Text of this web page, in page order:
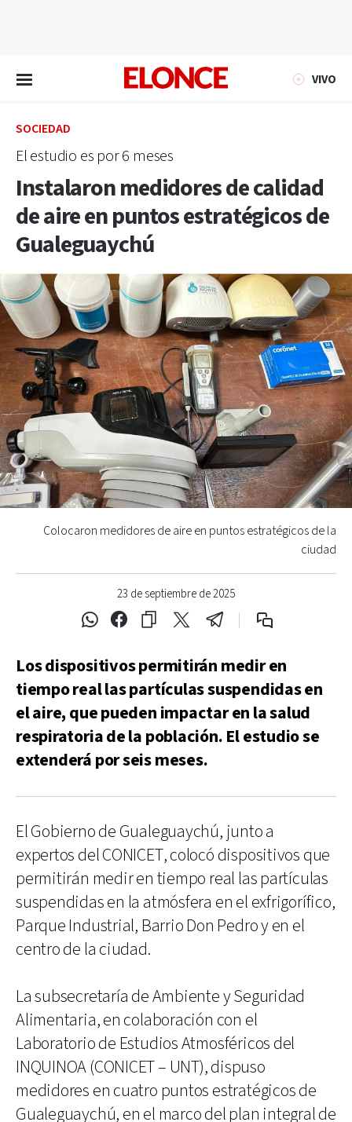
VIVO
SOCIEDAD
El estudio es por 6 meses
Instalaron medidores de calidad
de aire en puntos estratégicos de
Gualeguaychú
23 de septiembre de 2025
Colocaron medidores de aire en puntos estratégicos de la
ciudad
Los dispositivos permitirán medir en
tiempo real las partículas suspendidas en
el aire, que pueden impactar en la salud
respiratoria de la población. El estudio se
extenderá por seis meses.
El Gobierno de Gualeguaychú, junto a
expertos del CONICET, colocó dispositivos que
permitirán medir en tiempo real las partículas
suspendidas en la atmósfera en el exfrigorífico,
Parque Industrial, Barrio Don Pedro y en el
centro de la ciudad.
La subsecretaría de Ambiente y Seguridad
Alimentaria, en colaboración con el
Laboratorio de Estudios Atmosféricos del
INQUINOA (CONICET – UNT), dispuso
medidores en cuatro puntos estratégicos de
Gualeguaychú, en el marco del plan integral de